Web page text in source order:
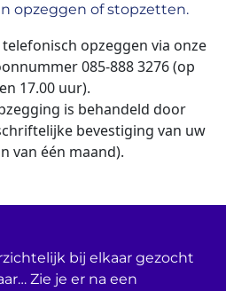
opzeggen of stopzetten.
opzeggen via onze
085-888 3276(op
17.00 uur).
is behandeld door
bevestiging van uw
van één maand).
bij elkaar gezocht
Zie je er na een